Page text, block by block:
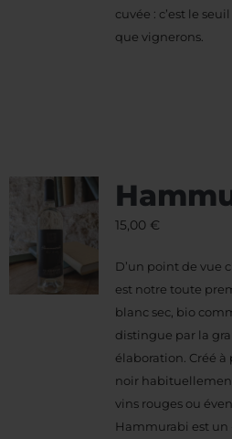
cuvée : c’est le
que vignerons.
15,00 €
D’un point de vue
est notre toute
blanc sec, bio
distingue par la
élaboration. Créé
noir
vins rouges ou
Hammurabi est un